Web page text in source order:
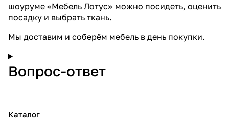
шоуруме «Мебель Лотус» можно посидеть, оценить
посадку и выбрать ткань.
Мы доставим и соберём мебель в день покупки.
Вопрос-ответ
Каталог